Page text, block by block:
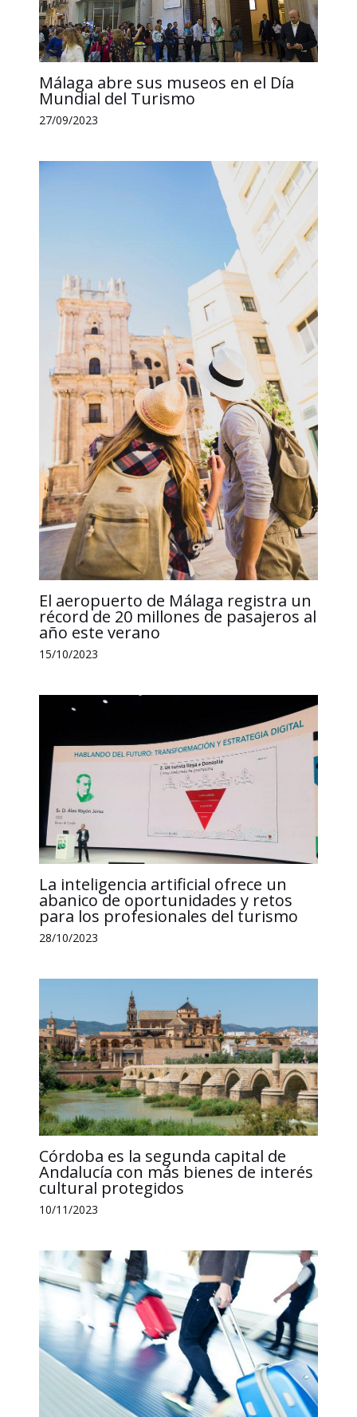
Málaga abre sus museos en el Día
Mundial del Turismo
27/09/2023
El aeropuerto de Málaga registra un
récord de 20 millones de pasajeros al
año este verano
15/10/2023
La inteligencia artificial ofrece un
abanico de oportunidades y retos
para los profesionales del turismo
28/10/2023
Córdoba es la segunda capital de
Andalucía con más bienes de interés
cultural protegidos
10/11/2023